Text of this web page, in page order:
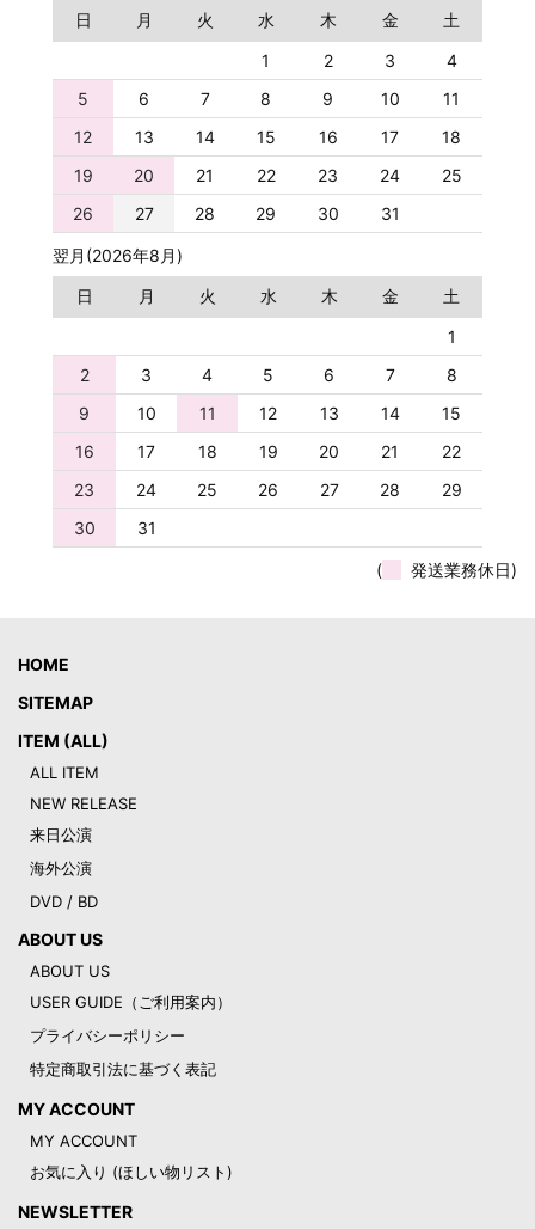
日
月 火 水 木 金
土
1
2 3
4
5
6 7 8 9 10
11
12
13 14 15 16 17
18
19
20 21 22 23 24
25
26
27 28 29 30 31
翌月(2026年8月)
日
月 火 水 木 金
土
1
2
3 4 5 6 7
8
9
10 11 12 13 14
15
16
17 18 19 20 21
22
23
24 25 26 27 28
29
30
31
( 発送業務休日)
HOME
SITEMAP
ITEM (ALL)
ALL ITEM
NEW RELEASE
来日公演
海外公演
DVD / BD
ABOUT US
ABOUT US
USER GUIDE（ご利用案内）
プライバシーポリシー
特定商取引法に基づく表記
MY ACCOUNT
MY ACCOUNT
お気に入り (ほしい物リスト)
NEWSLETTER